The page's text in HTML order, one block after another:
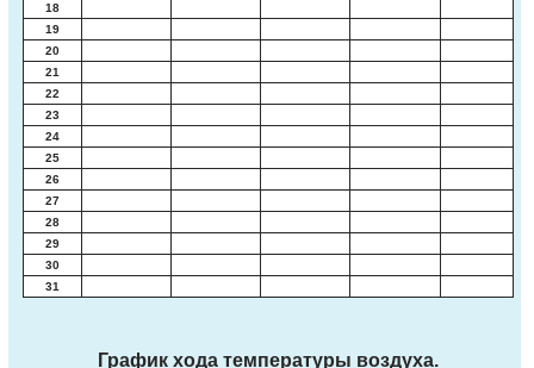
18
19
20
21
22
23
24
25
26
27
28
29
30
31
График хода температуры воздуха.